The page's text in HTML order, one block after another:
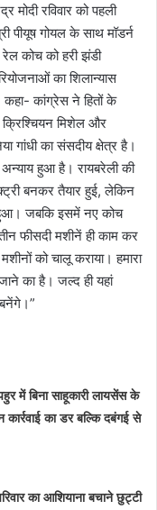
मोदी रविवार को पहली
पीयूष गोयल के साथ मॉडर्न
कोच को हरी झंडी
का शिलान्यास
कांग्रेस ने हितों के
क्रिश्चियन मिशेल और
गांधी का संसदीय क्षेत्र है।
हुआ है। रायबरेली की
बनकर तैयार हुई, लेकिन
जबकि इसमें नए कोच
फीसदी मशीनें ही काम कर
को चालू कराया। हमारा
का है। जल्द ही यहां
में बिना साहूकारी लायसेंस के
कार्रवाई का डर बल्कि दबंगई से
का आशियाना बचाने छुट्टी